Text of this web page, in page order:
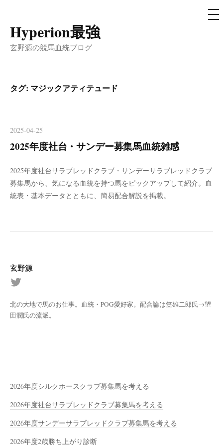
コ
ン
ツ
へ
ッ
プ
Hyperion最強
玄野源の競馬血統ブログ
メ
ニ
タグ: マジックアティテュード
2025-04-25
2025年度社台・サンデー募集馬血統雑感
2025年度社台サラブレッドクラブ・サンデーサラブレッドクラブ
募集馬から、気になる血統を持つ馬をピックアップして紹介。血
統表・基本データとともに、簡易配合解説を掲載。
玄野源
北の大地で馬のお仕事。血統・POG愛好家。配合論は笠雄二郎氏→望
田潤氏の流派。
2026年度シルクホースクラブ募集馬を考える
2026年度社台サラブレッドクラブ募集馬を考える
2026年度サンデーサラブレッドクラブ募集馬を考える
2026年度2歳勝ち上がり診断